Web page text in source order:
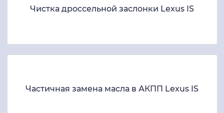
Чистка дроссельной заслонки Lexus IS
Частичная замена масла в АКПП Lexus IS